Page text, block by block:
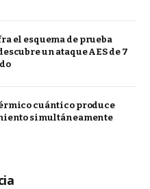
el esquema de prueba
un ataque AES de 7
cuántico produce
simultáneamente